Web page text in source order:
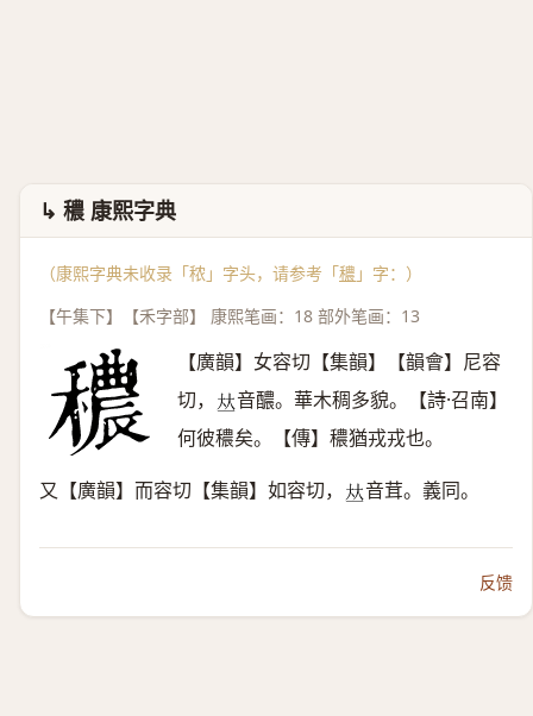
↳ 穠 康熙字典
（康熙字典未收录「秾」字头，请参考「穠 」字：）
【午集下】【禾字部】 康熙笔画：18 部外笔画：13
【廣韻】女容切【集韻】【韻會】尼容
切， 𠀤音醲。華木稠多貌。【詩·召南】
何彼穠矣。【傳】穠猶戎戎也。
又【廣韻】而容切【集韻】如容切， 𠀤音茸。義同。
反馈